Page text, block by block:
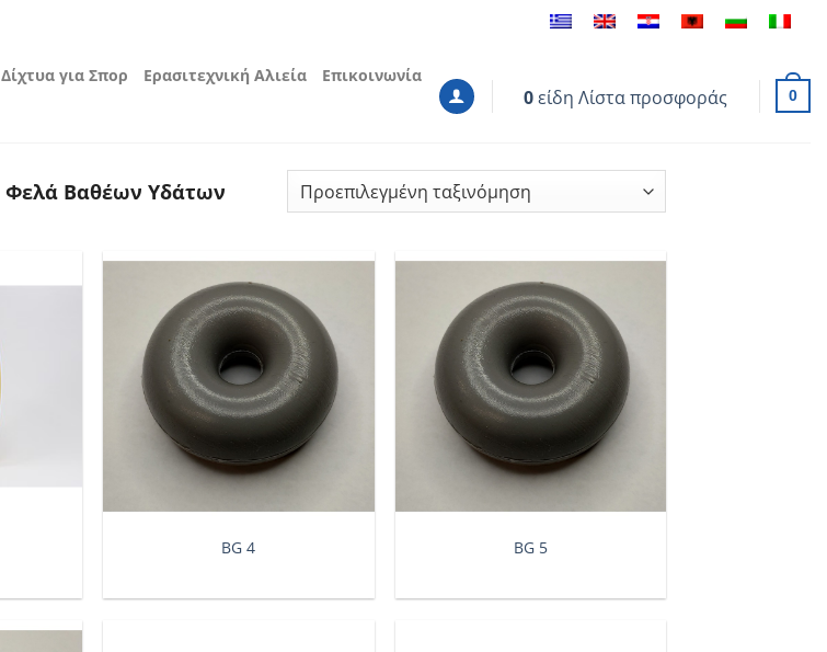
Δίχτυα για Σπορ Ερασιτεχνική Αλιεία Επικοινωνία
0είδηΛίστα προσφοράς 0
Φελά Βαθέων Υδάτων
BG 4 BG 5